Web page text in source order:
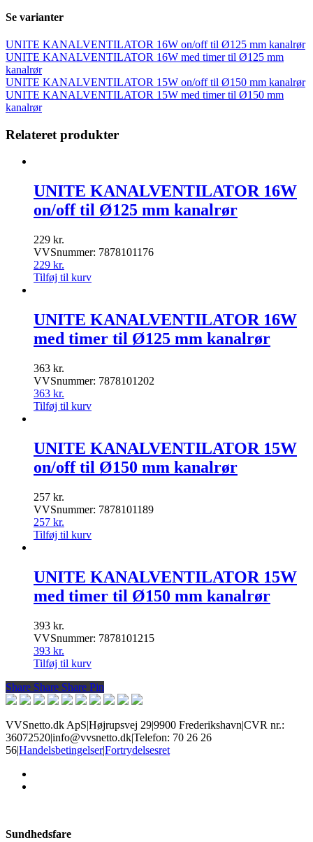
Se varianter
UNITE KANALVENTILATOR 16W on/off til Ø125 mm kanalrør
UNITE KANALVENTILATOR 16W med timer til Ø125 mm
kanalrør
UNITE KANALVENTILATOR 15W on/off til Ø150 mm kanalrør
UNITE KANALVENTILATOR 15W med timer til Ø150 mm
kanalrør
Relateret produkter
UNITE KANALVENTILATOR 16W
on/off til Ø125 mm kanalrør
229 kr.
VVSnummer: 7878101176
229 kr.
Tilføj til kurv
UNITE KANALVENTILATOR 16W
med timer til Ø125 mm kanalrør
363 kr.
VVSnummer: 7878101202
363 kr.
Tilføj til kurv
UNITE KANALVENTILATOR 15W
on/off til Ø150 mm kanalrør
257 kr.
VVSnummer: 7878101189
257 kr.
Tilføj til kurv
UNITE KANALVENTILATOR 15W
med timer til Ø150 mm kanalrør
393 kr.
VVSnummer: 7878101215
393 kr.
Tilføj til kurv
Share
Share Share Share Pin
VVSnetto.dk ApS|Højrupsvej 29|9900 Frederikshavn|CVR nr.:
36072520|info@vvsnetto.dk|Telefon: 70 26 26
56|Handelsbetingelser|Fortrydelsesret
Sundhedsfare